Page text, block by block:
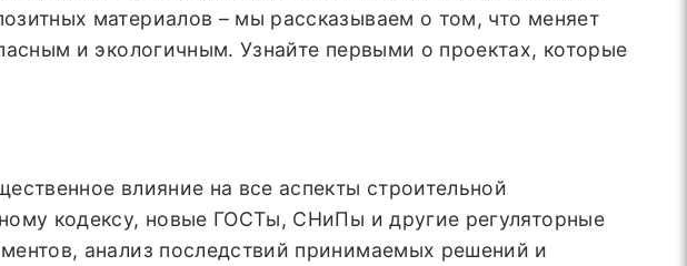
материалов – мы рассказываем о том, что меняет
и экологичным. Узнайте первыми о проектах, которые
влияние на все аспекты строительной
кодексу, новые ГОСТы, СНиПы и другие регуляторные
анализ последствий принимаемых решений и